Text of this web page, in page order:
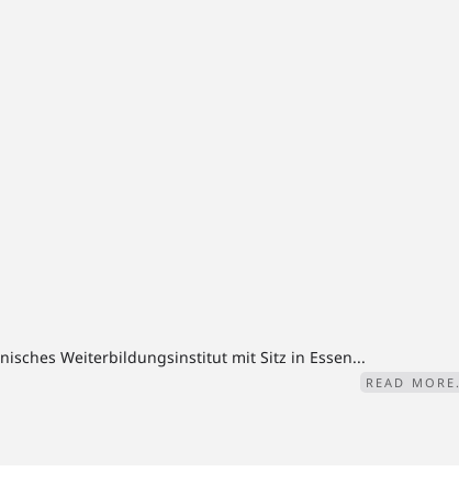
Weiterbildungsinstitut mit Sitz in Essen...
READ MORE.